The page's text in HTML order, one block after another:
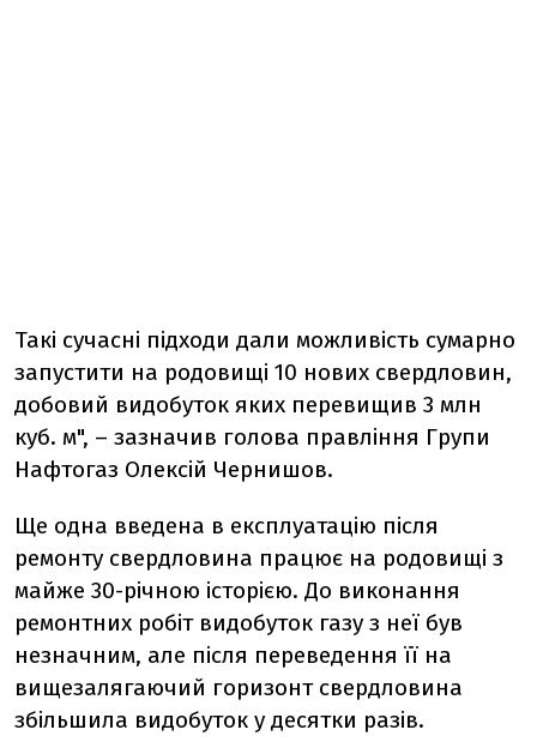
Такі сучасні підходи дали можливість сумарно
запустити на родовищі 10 нових свердловин,
добовий видобуток яких перевищив 3 млн
куб. м", – зазначив голова правління Групи
Нафтогаз Олексій Чернишов.
Ще одна введена в експлуатацію після
ремонту свердловина працює на родовищі з
майже 30-річною історією. До виконання
ремонтних робіт видобуток газу з неї був
незначним, але після переведення її на
вищезалягаючий горизонт свердловина
збільшила видобуток у десятки разів.